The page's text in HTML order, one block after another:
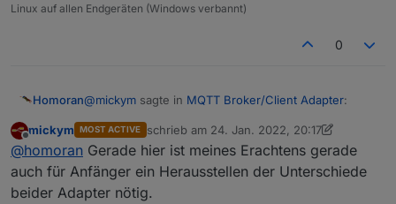
nichts anlegen.
noch keine Objekte unter states anlegen (also in der
Wird das extern gepublished, dann legt es der
Linux auf allen Endgeräten (Windows verbannt)
0
Homoran@mickym sagte in MQTT Broker/Client Adapter:
Wird das extern gepublished, dann legt es der
Adapter an
Das ist doch Sinn der Sache!
Mach doch da jetzt kein Thema von.
Offline
mickym MOST ACTIVE schrieb am 24. Jan. 2022, 20:17
zuletzt editiert von mickym
@homoran Gerade hier ist meines Erachtens gerade
auch für Anfänger ein Herausstellen der Unterschiede
beider Adapter nötig.